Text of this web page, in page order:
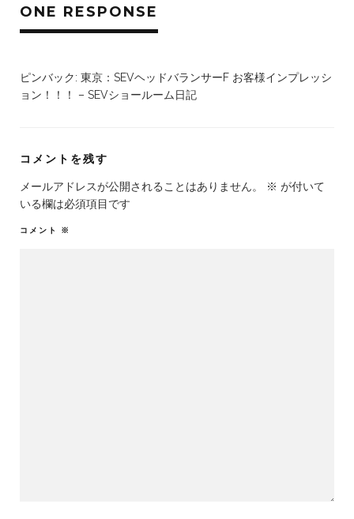
ONE RESPONSE
ピンバック: 東京：SEVヘッドバランサーF お客様インプレッシ
ョン！！！ – SEVショールーム日記
コメントを残す
メールアドレスが公開されることはありません。 ※ が付いて
いる欄は必須項目です
コメント ※